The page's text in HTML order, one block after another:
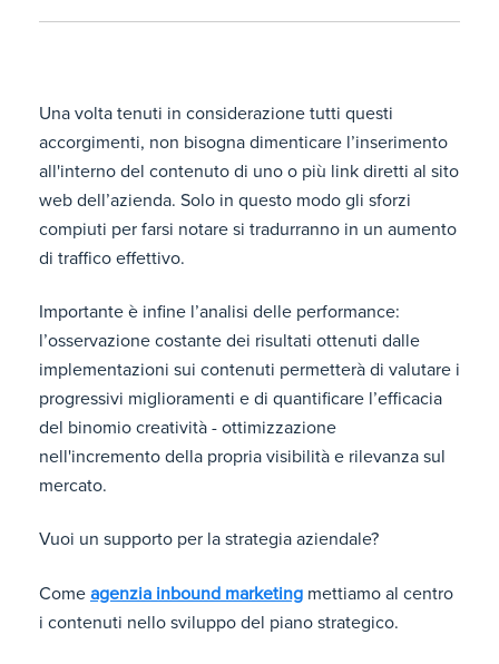
Una volta tenuti in considerazione tutti questi
accorgimenti, non bisogna dimenticare l’inserimento
all'interno del contenuto di uno o più link diretti al sito
web dell’azienda. Solo in questo modo gli sforzi
compiuti per farsi notare si tradurranno in un aumento
di traffico effettivo.
Importante è infine l’analisi delle performance:
l’osservazione costante dei risultati ottenuti dalle
implementazioni sui contenuti permetterà di valutare i
progressivi miglioramenti e di quantificare l’efficacia
del binomio creatività - ottimizzazione
nell'incremento della propria visibilità e rilevanza sul
mercato.
Vuoi un supporto per la strategia aziendale?
Come agenzia inbound marketing mettiamo al centro
i contenuti nello sviluppo del piano strategico.